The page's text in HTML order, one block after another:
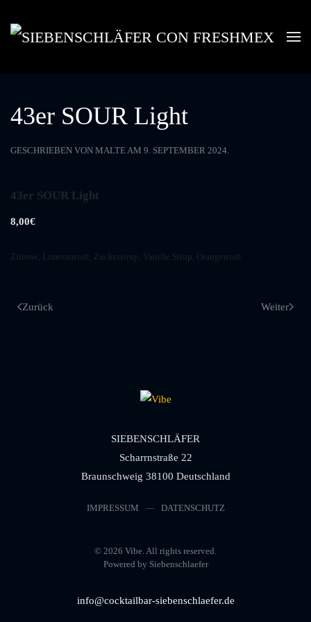
Skip to main content
43er SOUR Light
GESCHRIEBEN VON MALTEAM 9. SEPTEMBER 2024.
43er SOUR Light
8,00€
Zitrone, Limettensaft, Zuckersirup, Vanille Sirup, Orangensaft
Zurück Weiter
SIEBENSCHLÄFER
Scharrnstraße 22
Braunschweig 38100 Deutschland
IMPRESSUM DATENSCHUTZ
© 2026 Vibe. All rights reserved.
Powered by Siebenschlaefer
info@cocktailbar-siebenschlaefer.de